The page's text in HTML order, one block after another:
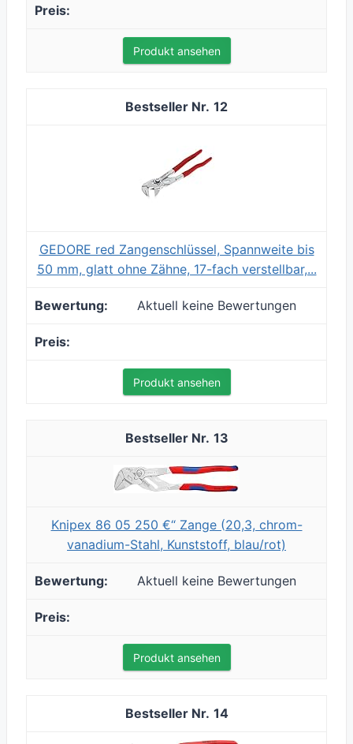
Produkt ansehen
12
GEDORE red Zangenschlüssel, Spannweite bis
50 mm, glatt ohne Zähne, 17-fach verstellbar,...
Aktuell keine Bewertungen
Produkt ansehen
13
Knipex 86 05 250 €“ Zange (20,3, chrom-
vanadium-Stahl, Kunststoff, blau/rot)
Aktuell keine Bewertungen
Produkt ansehen
14